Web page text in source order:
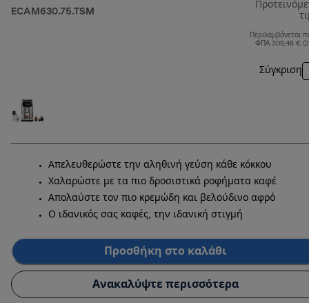
ECAM630.75.TSM
Περιλαμβάνεται
ΦΠΑ 309,48 €
Σύγκριση
Απελευθερώστε την αληθινή γεύση κάθε κόκκου
Χαλαρώστε με τα πιο δροσιστικά ροφήματα καφέ
Απολαύστε τον πιο κρεμώδη και βελούδινο αφρό
Ο ιδανικός σας καφές, την ιδανική στιγμή
Προσθήκη στο καλάθι
Ανακαλύψτε περισσότερα